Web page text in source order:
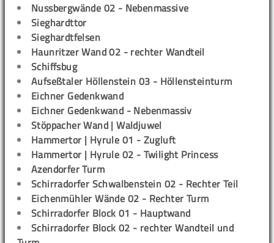
Nussbergwände 02 - Nebenmassive
Sieghardttor
Sieghardtfelsen
Haunritzer Wand 02 - rechter Wandteil
Schiffsbug
Aufseßtaler Höllenstein 03 - Höllensteinturm
Eichner Gedenkwand
Eichner Gedenkwand - Nebenmassiv
Stöppacher Wand | Waldjuwel
Hammertor | Hyrule 01 - Zugluft
Hammertor | Hyrule 02 - Twilight Princess
Azendorfer Turm
Schirradorfer Schwalbenstein 02 - Rechter Teil
Eichenmühler Wände 02 - Rechter Turm
Schirradorfer Block 01 - Hauptwand
Schirradorfer Block 02 - rechter Wandteil und